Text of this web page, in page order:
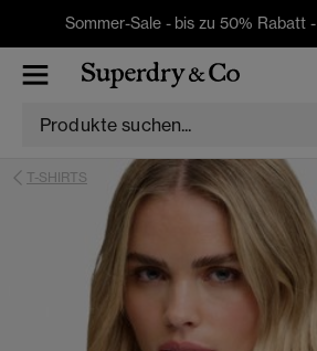
Sommer-Sale - bis zu 50% Rabatt -
T-SHIRTS